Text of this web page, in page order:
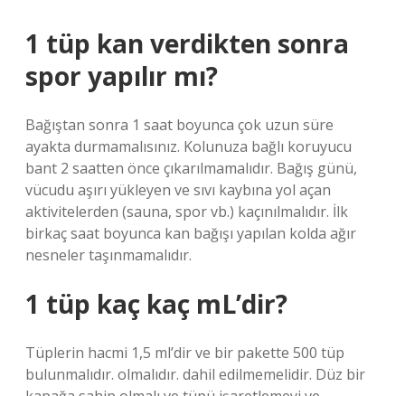
1 tüp kan verdikten sonra
spor yapılır mı?
Bağıştan sonra 1 saat boyunca çok uzun süre
ayakta durmamalısınız. Kolunuza bağlı koruyucu
bant 2 saatten önce çıkarılmamalıdır. Bağış günü,
vücudu aşırı yükleyen ve sıvı kaybına yol açan
aktivitelerden (sauna, spor vb.) kaçınılmalıdır. İlk
birkaç saat boyunca kan bağışı yapılan kolda ağır
nesneler taşınmamalıdır.
1 tüp kaç kaç mL’dir?
Tüplerin hacmi 1,5 ml’dir ve bir pakette 500 tüp
bulunmalıdır. olmalıdır. dahil edilmemelidir. Düz bir